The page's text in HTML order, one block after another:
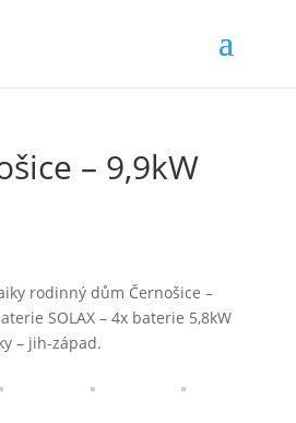
– 9,9kW
rodinný dům Černošice –
SOLAX – 4x baterie 5,8kW
– jih-západ.